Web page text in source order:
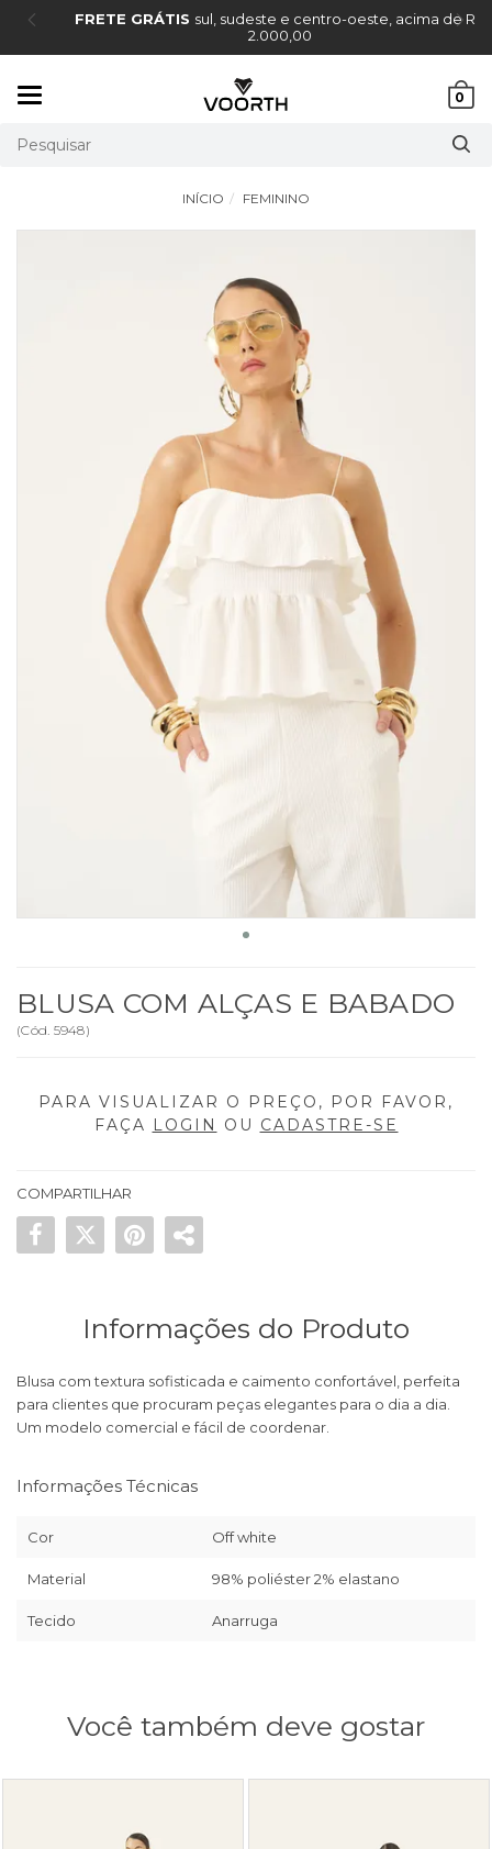
FRETE GRÁTISsul, sudeste e centro-oeste, acima de R$
2.000,00
0
INÍCIO FEMININO
BLUSA COM ALÇAS E BABADO
(Cód. 5948)
PARA VISUALIZAR O PREÇO, POR FAVOR,
FAÇA LOGIN OU CADASTRE-SE
COMPARTILHAR
Informações do Produto
Blusa com textura sofisticada e caimento confortável, perfeita
para clientes que procuram peças elegantes para o dia a dia.
Um modelo comercial e fácil de coordenar.
Informações Técnicas
Cor Off white
Material 98% poliéster 2% elastano
Tecido Anarruga
Você também deve gostar